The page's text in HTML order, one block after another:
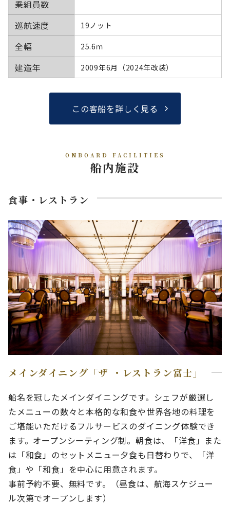
乗組員数
巡航速度
19ノット
全幅 25.6ｍ
建造年 2009年6月（2024年改装）
この客船を詳しく見る
ONBOARD FACILITIES
船内施設
食事・レストラン
メインダイニング「ザ ・レストラン富士」
船名を冠したメインダイニングです。シェフが厳選し
たメニューの数々と本格的な和食や世界各地の料理を
ご堪能いただけるフルサービスのダイニング体験でき
ます。オープンシーティング制。朝食は、「洋食」また
は「和食」のセットメニュー夕食も日替わりで、「洋
食」や「和食」を中心に用意されます。
事前予約不要、無料です。（昼食は、航海スケジュー
ル次第でオープンします）